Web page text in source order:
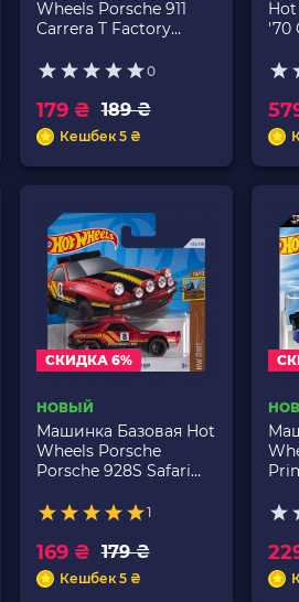
Wheels Porsche 911
Carrera T Factory
0
189 ₴
179 ₴
Кешбек 5 ₴
'70
СКИДКА 6%
НОВЫЙ
Машинка Базовая Hot
Wheels Porsche
Porsche 928S Safari
1:64 HTF29 Red
1
179 ₴
169 ₴
Кешбек 5 ₴